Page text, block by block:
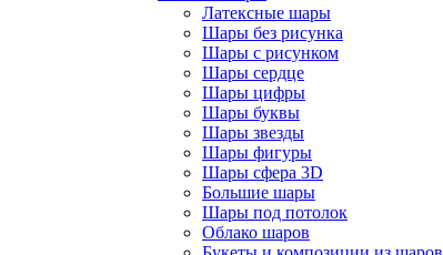
Латексные шары
Шары без рисунка
Шары с рисунком
Шары сердце
Шары цифры
Шары буквы
Шары звезды
Шары фигуры
Шары сфера 3D
Большие шары
Шары под потолок
Облако шаров